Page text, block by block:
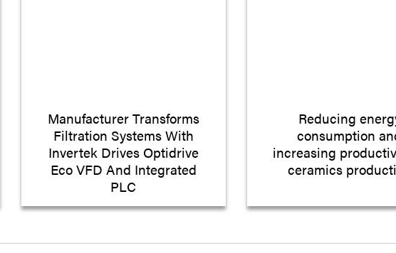
Manufacturer Transforms
Filtration Systems With
Invertek Drives Optidrive
Eco VFD And Integrated
PLC
Reducing
consumption
increasing
ceramics